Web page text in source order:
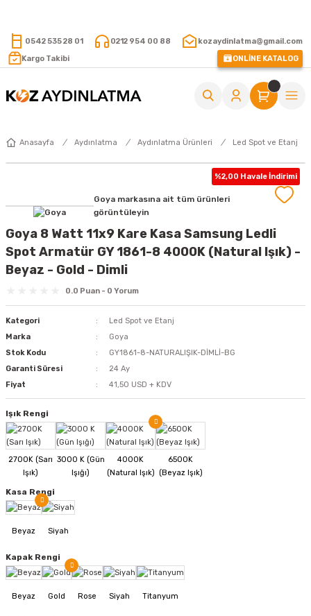
0542 535 28 01 0212 954 00 88
kozaydinlatma@gmail.com
Kargo Takibi
ONLİNE KATALOG
Anasayfa Aydınlatma Aydınlatma Ürünleri Led Spot ve Etanj
%2,00 Havale İndirimi
Goya markasına ait tüm ürünleri
görüntüleyin
Goya 8 Watt 11x9 Kare Kasa Samsung Ledli
Spot Armatür GY 1861-8 4000K (Natural Işık) -
Beyaz - Gold - Dimli
0.0 Puan - 0 Yorum
Kategori
Led Spot ve Etanj
Marka
Goya
Stok Kodu
GY1861-8-NATURALIŞIK-DİMLİ-BG
Garanti Süresi
24 Ay
Fiyat
41,50 USD + KDV
Işık Rengi
Kasa Rengi
Kapak Rengi